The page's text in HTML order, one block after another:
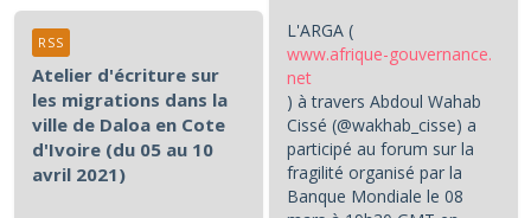
L'ARGA (
www.afrique-gouvernance.
net
) à travers Abdoul Wahab
Cissé (@wakhab_cisse) a
participé au forum sur la
fragilité organisé par la
Banque Mondiale le 08
Atelier d'écriture sur
les migrations dans la
ville de Daloa en Cote
d'Ivoire (du 05 au 10
avril 2021)
RSS